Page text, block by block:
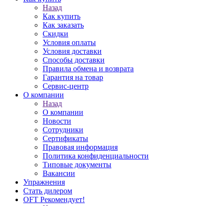
Назад
Как купить
Как заказать
Скидки
Условия оплаты
Условия доставки
Способы доставки
Правила обмена и возврата
Гарантия на товар
Сервис-центр
О компании
Назад
О компании
Новости
Сотрудники
Сертификаты
Правовая информация
Политика конфиденциальности
Типовые документы
Вакансии
Упражнения
Стать дилером
OFT Рекомендует!